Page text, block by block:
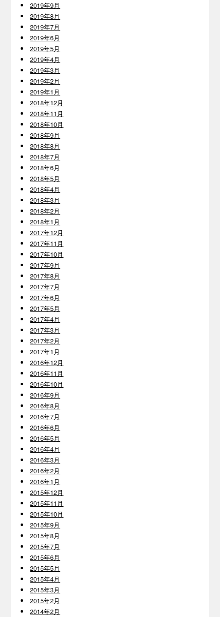
2019年9月
2019年8月
2019年7月
2019年6月
2019年5月
2019年4月
2019年3月
2019年2月
2019年1月
2018年12月
2018年11月
2018年10月
2018年9月
2018年8月
2018年7月
2018年6月
2018年5月
2018年4月
2018年3月
2018年2月
2018年1月
2017年12月
2017年11月
2017年10月
2017年9月
2017年8月
2017年7月
2017年6月
2017年5月
2017年4月
2017年3月
2017年2月
2017年1月
2016年12月
2016年11月
2016年10月
2016年9月
2016年8月
2016年7月
2016年6月
2016年5月
2016年4月
2016年3月
2016年2月
2016年1月
2015年12月
2015年11月
2015年10月
2015年9月
2015年8月
2015年7月
2015年6月
2015年5月
2015年4月
2015年3月
2015年2月
2014年2月